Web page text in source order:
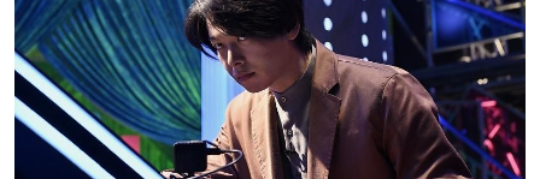
SitakkeTV
LOCAL ローカルエリア